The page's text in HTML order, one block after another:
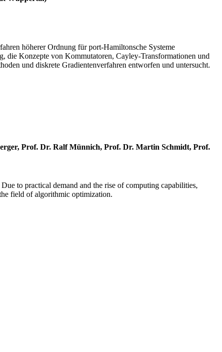
höherer Ordnung für port-Hamiltonsche Systeme
die Konzepte von Kommutatoren, Cayley-Transformationen und
und diskrete Gradientenverfahren entworfen und untersucht.
Prof. Dr. Ralf Münnich, Prof. Dr. Martin Schmidt, Prof.
to practical demand and the rise of computing capabilities,
field of algorithmic optimization.